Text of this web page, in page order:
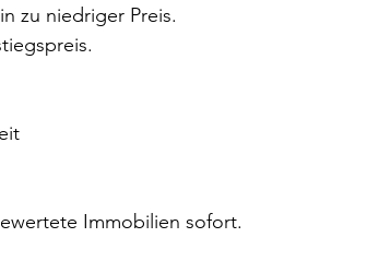
zu niedriger Preis.
Immobilien sofort.